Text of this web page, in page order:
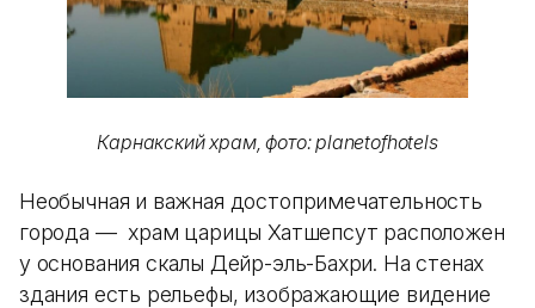
Карнакский храм, фото: planetofhotels
Необычная и важная достопримечательность
города — храм царицы Хатшепсут расположен
у основания скалы Дейр-эль-Бахри. На стенах
здания есть рельефы, изображающие видение